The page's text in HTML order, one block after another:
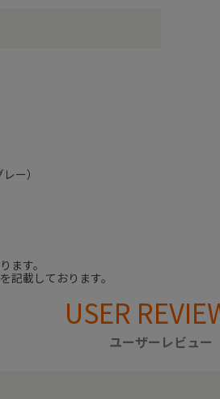
ー）
ます。
記載しております。
USER
ユーザーレビュー